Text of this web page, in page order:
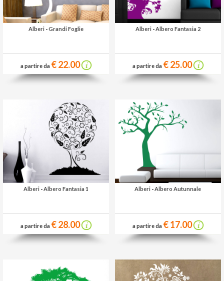
Alberi -Grandi Foglie
a partire da € 22.00
Alberi -Albero Fantasia 2
a partire da € 25.00
Alberi -Albero Fantasia 1
a partire da € 28.00
Alberi -Albero Autunnale
a partire da € 17.00